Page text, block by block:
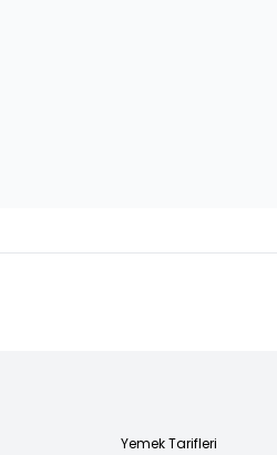
Yemek Tarifleri